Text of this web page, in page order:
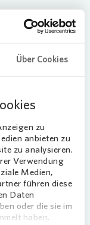
Über Cookies
zu
anbieten zu
zu analysieren.
Verwendung
Medien,
führen diese
Daten
oder die sie im
haben.
(englisch)
2024
2024